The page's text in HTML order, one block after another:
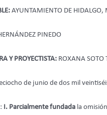
AYUNTAMIENTO DE HIDALGO,
PINEDO
Y PROYECTISTA: ROXANA SOTO
de junio de dos mil
I. Parcialmente fundada la